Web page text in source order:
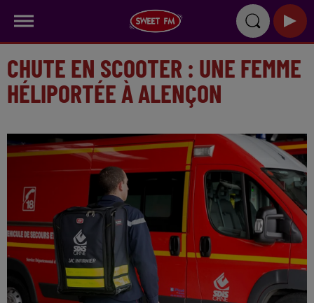
CHUTE EN SCOOTER : UNE FEMME
HÉLIPORTÉE À ALENÇON